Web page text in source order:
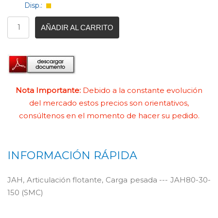
Disp.:
AÑADIR AL CARRITO
Nota Importante: Debido a la constante evolución
del mercado estos precios son orientativos,
consúltenos en el momento de hacer su pedido.
INFORMACIÓN RÁPIDA
JAH, Articulación flotante, Carga pesada --- JAH80-30-
150 (SMC)